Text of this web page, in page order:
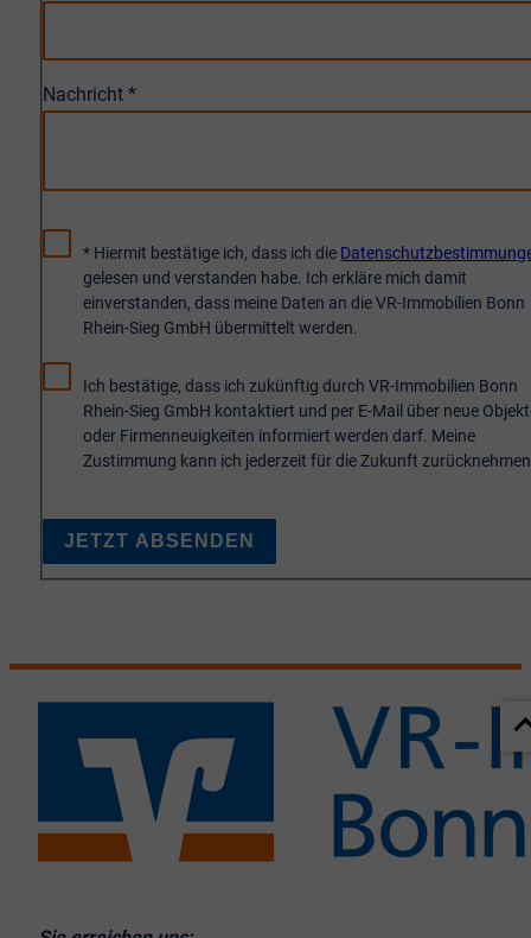
Nachricht *
* Hiermit bestätige ich, dass ich die
gelesen und verstanden habe. Ich erkläre mich damit
einverstanden, dass meine Daten an die VR-Immobilien Bonn
Rhein-Sieg GmbH übermittelt werden.
Ich bestätige, dass ich zukünftig durch VR-Immobilien Bonn
Rhein-Sieg GmbH kontaktiert und per E-Mail über neue
oder Firmenneuigkeiten informiert werden darf. Meine
Zustimmung kann ich jederzeit für die Zukunft
JETZT ABSENDEN